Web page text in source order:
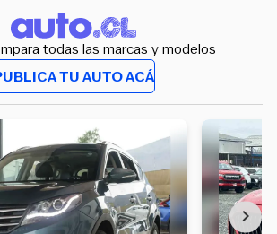
todas las marcas y modelos
TU AUTO ACÁ